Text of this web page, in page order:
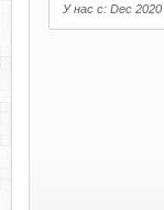
У нас с: Dec 2020